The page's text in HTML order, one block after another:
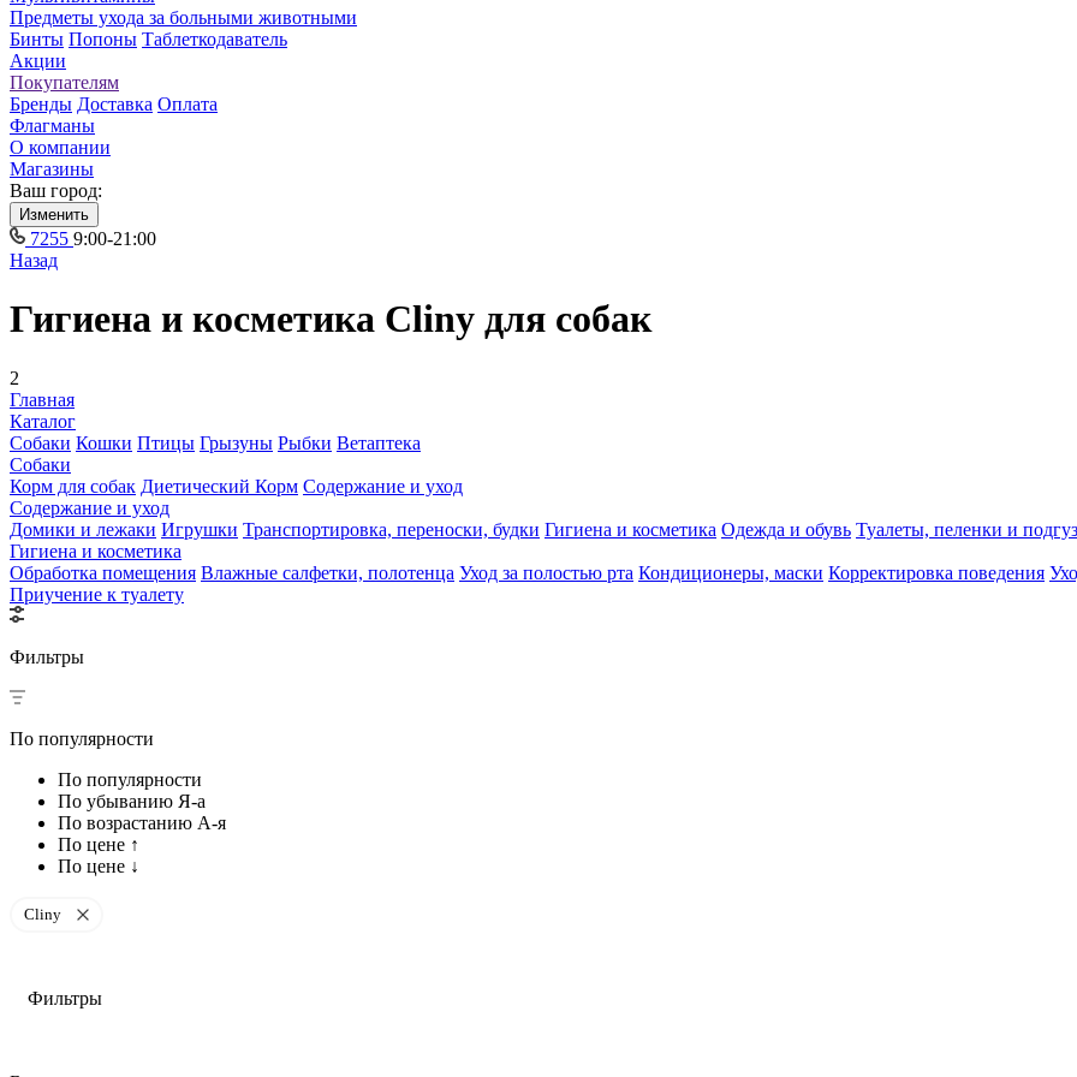
Предметы ухода за больными животными
Бинты Попоны Таблеткодаватель
Акции
Покупателям
Бренды Доставка Оплата
Флагманы
О компании
Магазины
Ваш город:
Изменить
7255 9:00-21:00
Назад
Гигиена и косметика Cliny для собак
2
Главная
Каталог
Собаки Кошки Птицы Грызуны Рыбки Ветаптека
Собаки
Корм для собак Диетический Корм Содержание и уход
Содержание и уход
Домики и лежаки Игрушки Транспортировка, переноски, будки Гигиена и косметика Одежда и обувь Туалеты, пеленки и
Гигиена и косметика
Обработка помещения Влажные салфетки, полотенца Уход за полостью рта Кондиционеры, маски Корректировка поведения
Приучение к туалету
Фильтры
По популярности
По популярности
По убыванию Я-а
По возрастанию А-я
По цене ↑
По цене ↓
Cliny
Фильтры